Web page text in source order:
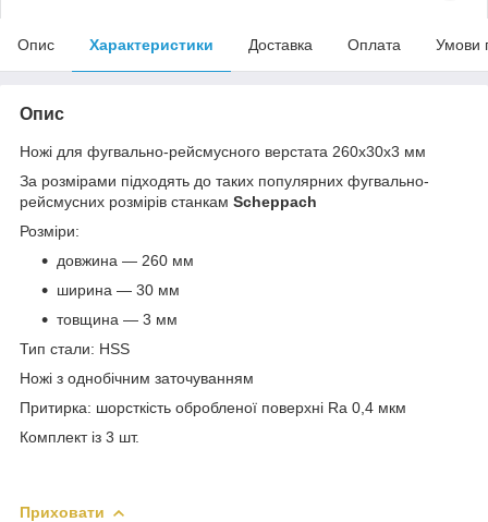
Опис Характеристики Доставка Оплата Умови
Опис
Ножі для фугвально-рейсмусного верстата 260x30x3 мм
За розмірами підходять до таких популярних фугвально-
рейсмусних розмірів станкам Scheppach
Розміри:
довжина — 260 мм
ширина — 30 мм
товщина — 3 мм
Тип стали: HSS
Ножі з однобічним заточуванням
Притирка: шорсткість обробленої поверхні Ra 0,4 мкм
Комплект із 3 шт.
Приховати